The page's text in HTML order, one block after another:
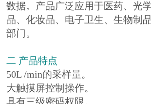
数据。产品广泛应用于医药、光
品、化妆品、电子卫生、生物制
部门。
二 产品特点
50L /min的采样量。
大触摸屏控制操作。
具有三级密码权限。